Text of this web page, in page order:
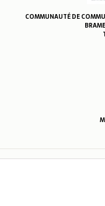
COMMUNAUTÉ DE